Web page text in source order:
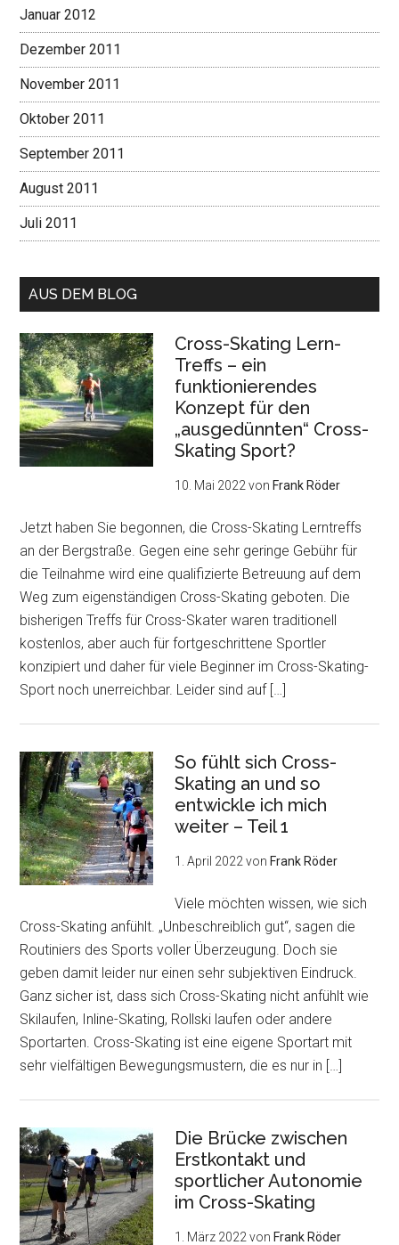
Januar 2012
Dezember 2011
November 2011
Oktober 2011
September 2011
August 2011
Juli 2011
AUS DEM BLOG
Cross-Skating Lern-
Treffs – ein
funktionierendes
Konzept für den
„ausgedünnten“ Cross-
Skating Sport?
10. Mai 2022von Frank Röder
Jetzt haben Sie begonnen, die Cross-Skating Lerntreffs
an der Bergstraße. Gegen eine sehr geringe Gebühr für
die Teilnahme wird eine qualifizierte Betreuung auf dem
Weg zum eigenständigen Cross-Skating geboten. Die
bisherigen Treffs für Cross-Skater waren traditionell
kostenlos, aber auch für fortgeschrittene Sportler
konzipiert und daher für viele Beginner im Cross-Skating-
Sport noch unerreichbar. Leider sind auf […]
So fühlt sich Cross-
Skating an und so
entwickle ich mich
weiter – Teil 1
1. April 2022von Frank Röder
Viele möchten wissen, wie sich
Cross-Skating anfühlt. „Unbeschreiblich gut“, sagen die
Routiniers des Sports voller Überzeugung. Doch sie
geben damit leider nur einen sehr subjektiven Eindruck.
Ganz sicher ist, dass sich Cross-Skating nicht anfühlt wie
Skilaufen, Inline-Skating, Rollski laufen oder andere
Sportarten. Cross-Skating ist eine eigene Sportart mit
sehr vielfältigen Bewegungsmustern, die es nur in […]
Die Brücke zwischen
Erstkontakt und
sportlicher Autonomie
im Cross-Skating
1. März 2022von Frank Röder